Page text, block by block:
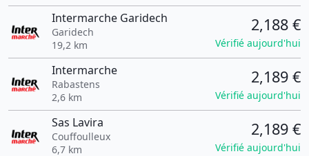
Intermarche Garidech
Garidech
19,2 km
2,188 €
Vérifié aujourd'hui
Intermarche
Rabastens
2,6 km
2,189 €
Vérifié aujourd'hui
Sas Lavira
Couffoulleux
6,7 km
2,189 €
Vérifié aujourd'hui